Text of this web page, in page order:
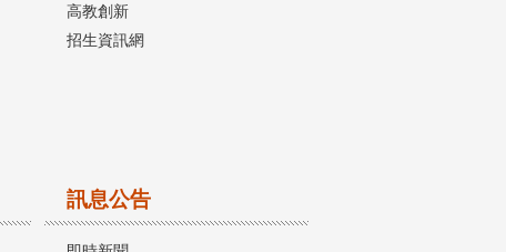
高教創新
招生資訊網
訊息公告